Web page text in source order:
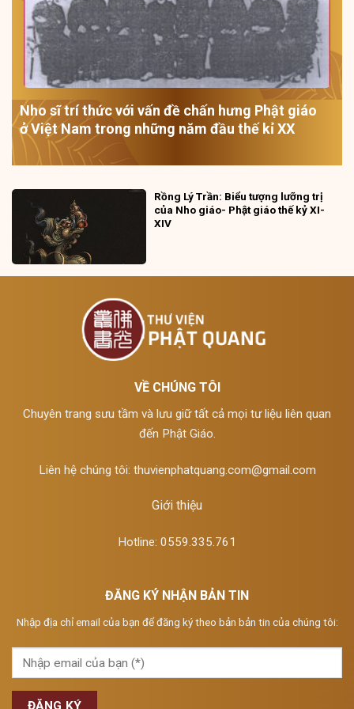
Nho sĩ trí thức với vấn đề chấn hưng Phật giáo
ở Việt Nam trong những năm đầu thế kỉ XX
Rồng Lý Trần: Biểu tượng lưỡng trị
của Nho giáo- Phật giáo thế kỷ XI-
XIV
VỀ CHÚNG TÔI
Chuyên trang sưu tầm và lưu giữ tất cả mọi tư liệu liên quan
đến Phật Giáo.
Liên hệ chúng tôi: thuvienphatquang.com@gmail.com
Giới thiệu
Hotline: 0559.335.761
ĐĂNG KÝ NHẬN BẢN TIN
Nhập địa chỉ email của bạn để đăng ký theo bản bản tin của chúng tôi: